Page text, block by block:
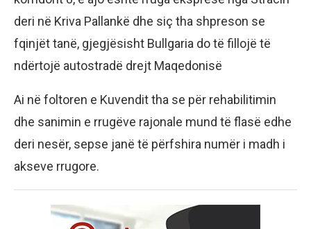
deri në Kriva Pallankë dhe siç tha shpreson se
fqinjët tanë, gjegjësisht Bullgaria do të fillojë të
ndërtojë autostradë drejt Maqedonisë
Ai në foltoren e Kuvendit tha se për rehabilitimin
dhe sanimin e rrugëve rajonale mund të flasë edhe
deri nesër, sepse janë të përfshira numër i madh i
akseve rrugore.